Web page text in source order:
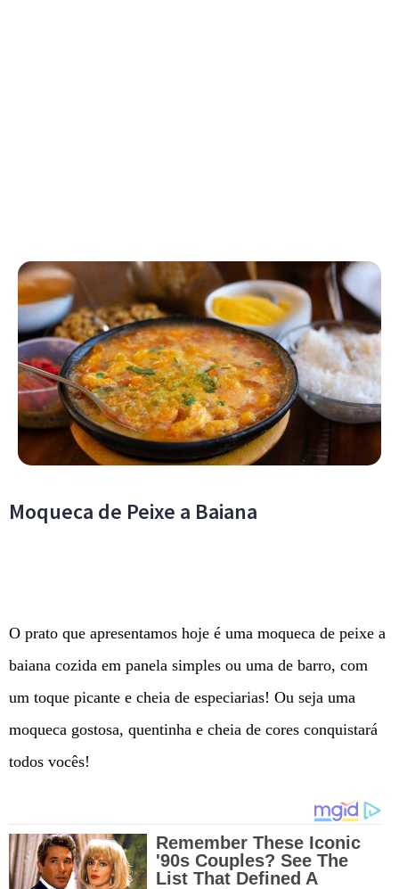
Moqueca de Peixe a Baiana
O prato que apresentamos hoje é uma moqueca de peixe a
baiana cozida em panela simples ou uma de barro, com
um toque picante e cheia de especiarias! Ou seja uma
moqueca gostosa, quentinha e cheia de cores conquistará
todos vocês!